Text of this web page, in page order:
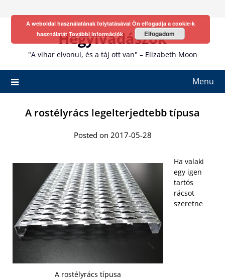
Hegyivadászok
"A vihar elvonul, és a táj ott van" – Elizabeth Moon
Menu
A rostélyrács legelterjedtebb típusa
Posted on 2017-05-28
A rostélyrács típusa
Ha valaki
egy igen
tartós
rácsot
szeretne
A weboldal használatának folytatásával Ön elfogadja a cookie-k
használatátTovábbi információk Elfogadom